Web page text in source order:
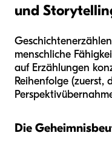
und
menschliche
auf Erzählungen
Reihenfolge (zuerst,
Die